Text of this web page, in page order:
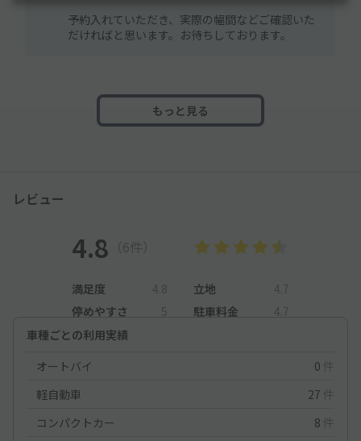
予約入れていただき、実際の幅間などご確認いた
だければと思います。お待ちしております。
もっと見る
レビュー
4.8 （6件）
満足度 4.8 立地
4.7
停めやすさ
5 駐車料金
4.7
車種ごとの利用実績
オートバイ
0 件
軽自動車
27 件
コンパクトカー
8 件